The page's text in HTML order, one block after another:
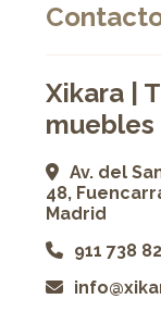
Xikara |
muebles
Av. del
48,
Madrid
911 738